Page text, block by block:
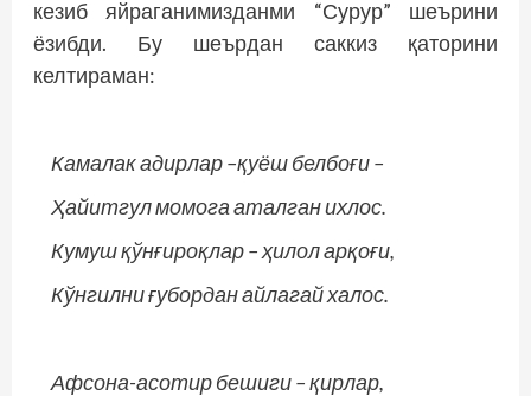
кезиб яйраганимизданми “Сурур” шеърини
ёзибди. Бу шеърдан саккиз қаторини
келтираман:
Камалак адирлар –қуёш белбоғи –
Ҳайитгул момога аталган ихлос.
Кумуш қўнғироқлар – ҳилол арқоғи,
Кўнгилни ғубордан айлагай халос.
Афсона-асотир бешиги – қирлар,